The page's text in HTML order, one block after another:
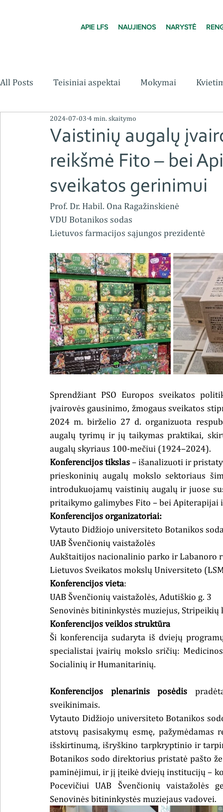
APIE LFS NAUJIENOS NARYSTĖ
All Posts Teisiniai aspektai Mokymai
Vaistinių augalų
reikšmė Fito – bei
sveikatos gerinimui
2024-07-03 4 min. skaitymo
Prof. Dr. Habil. Ona Ragažinskienė
VDU Botanikos sodas
Lietuvos farmacijos sąjungos prezidentė
Sprendžiant PSO Europos sveikatos
įvairovės gausinimo, žmogaus sveikatos
2024 m. birželio 27 d. organizuota
augalų tyrimų ir jų taikymas praktikai,
augalų skyriaus 100-mečiui (1924–2024).
Konferencijos tikslas – išanalizuoti ir
prieskoninių augalų mokslo sektoriaus
introdukuojamų vaistinių augalų ir juose
pritaikymo galimybes Fito – bei Apiterapijai
Konferencijos organizatoriai:
Vytauto Didžiojo universiteto Botanikos
UAB Švenčionių vaistažolės
Aukštaitijos nacionalinio parko ir Labanoro
Lietuvos Sveikatos mokslų Universiteto
Konferencijos vieta:
UAB Švenčionių vaistažolės, Adutiškio g. 3
Senovinės bitininkystės muziejus, Stripeikių
Konferencijos veiklos struktūra
Ši konferencija sudaryta iš dviejų
specialistai įvairių mokslo sričių:
Socialinių ir Humanitarinių.
Konferencijos plenarinis posėdis
sveikinimais.
Vytauto Didžiojo universiteto Botanikos
atstovų pasisakymų esmę,
išskirtinumą, išryškino tarpkryptinio ir
Botanikos sodo direktorius pristatė pašto
paminėjimui, ir jį įteikė dviejų institucijų –
Pocevičiui
UAB Švenčionių vaistažolės
Senovinės bitininkystės muziejaus vadovei.